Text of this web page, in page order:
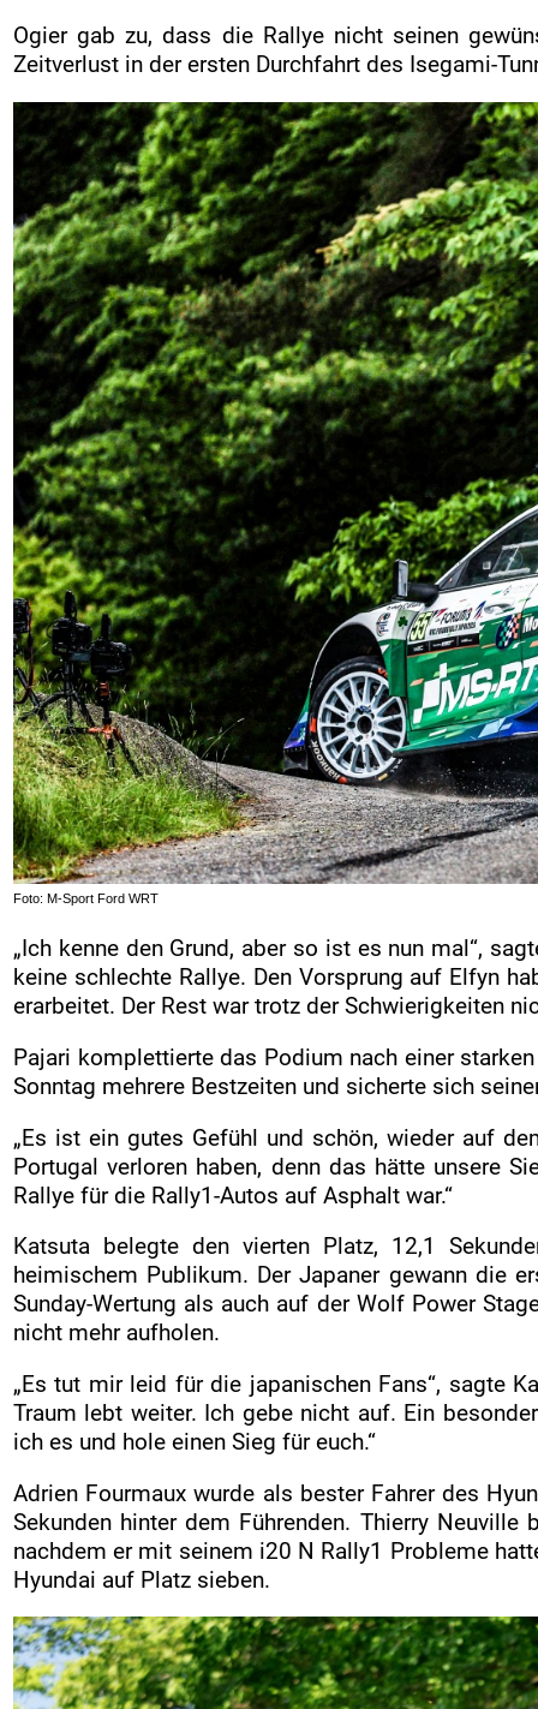
Ogier gab zu, dass die Rallye nicht seinen
Zeitverlust in der ersten Durchfahrt des Isegami-
Foto: M-Sport Ford WRT
„Ich kenne den Grund, aber so ist es nun mal“,
keine schlechte Rallye. Den Vorsprung auf Elfyn
erarbeitet. Der Rest war trotz der Schwierigkeiten
Pajari komplettierte das Podium nach einer
Sonntag mehrere Bestzeiten und sicherte sich
„Es ist ein gutes Gefühl und schön, wieder auf
Portugal verloren haben, denn das hätte unsere
Rallye für die Rally1-Autos auf Asphalt war.“
Katsuta belegte den vierten Platz, 12,1
heimischem Publikum. Der Japaner gewann die
Sunday-Wertung als auch auf der Wolf Power
nicht mehr aufholen.
„Es tut mir leid für die japanischen Fans“, sagte
Traum lebt weiter. Ich gebe nicht auf. Ein
ich es und hole einen Sieg für euch.“
Adrien Fourmaux wurde als bester Fahrer des
Sekunden hinter dem Führenden. Thierry
nachdem er mit seinem i20 N Rally1 Probleme
Hyundai auf Platz sieben.